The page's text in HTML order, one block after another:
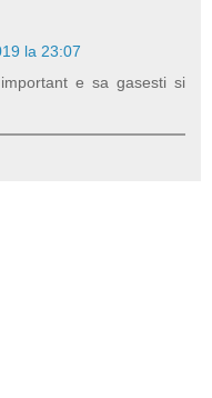
la 23:07
e sa gasesti si